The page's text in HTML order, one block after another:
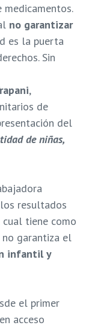
medicamentos.
no garantizar
es la puerta
Sin
,
de
del
de niñas,
resultados
cual tiene como
garantiza el
infantil y
el primer
acceso